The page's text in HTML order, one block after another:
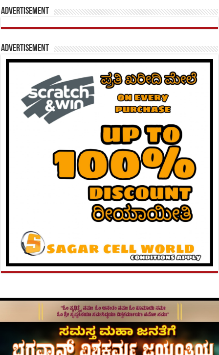
Advertisement
Advertisement